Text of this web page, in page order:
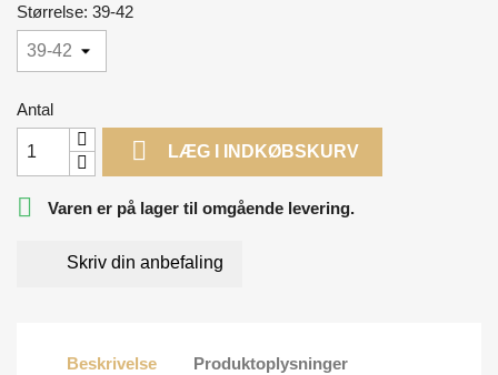
Størrelse: 39-42
Antal
 LÆG I INDKØBSKURV
 Varen er på lager til omgående levering.
Skriv din anbefaling
Beskrivelse Produktoplysninger